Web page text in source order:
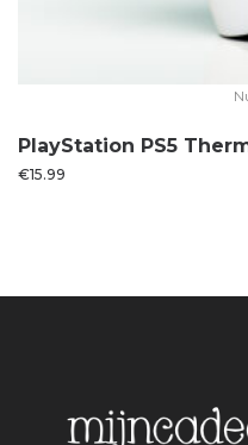
PlayStation PS5
€15.99